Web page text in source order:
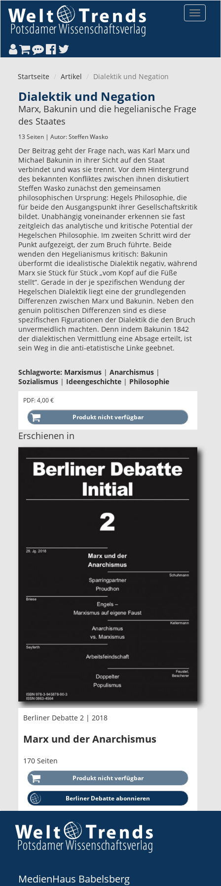
Toggle
Startseite Artikel Dialektik und Negation
Dialektik und Negation
Marx, Bakunin und die hegelianische Frage
des Staates
13 Seiten | Autor:Steffen Wasko
Der Beitrag geht der Frage nach, was Karl Marx und
Michael Bakunin in ihrer Sicht auf den Staat
verbindet und was sie trennt. Vor dem Hintergrund
des bekannten Konfliktes zwischen ihnen diskutiert
Steffen Wasko zunächst den gemeinsamen
philosophischen Ursprung: Hegels Philosophie, die
für beide den Ausgangspunkt ihrer Gesellschaftskritik
bildet. Unabhängig voneinander erkennen sie fast
zeitgleich das analytische und kritische Potential der
Hegelschen Philosophie. Im zweiten Schritt wird der
Punkt aufgezeigt, der zum Bruch führte. Beide
wenden den Hegelianismus kritisch: Bakunin
überformt die idealistische Dialektik negativ, während
Marx sie Stück für Stück „vom Kopf auf die Füße
stellt“. Gerade in der je spezifischen Wendung der
Hegelschen Dialektik liegt eine der grundlegenden
Differenzen zwischen Marx und Bakunin. Neben den
genuin politischen Differenzen sind es diese
spezifischen Figurationen der Dialektik die den Bruch
unvermeidlich machten. Denn indem Bakunin 1842
der dialektischen Vermittlung eine Absage erteilt, ist
sein Weg in die anti-etatistische Linke geebnet.
Schlagworte: Marxismus | Anarchismus |
Sozialismus | Ideengeschichte | Philosophie
PDF: 4,00 €
Erschienen in
Berliner Debatte 2 | 2018
Marx und der Anarchismus
170 Seiten
Berliner Debatte abonnieren
MedienHaus Babelsberg